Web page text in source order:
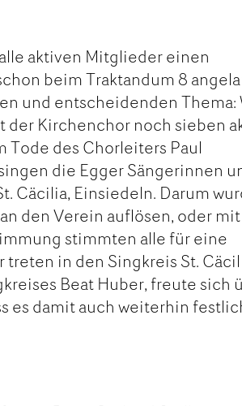
aktiven Mitglieder einen
beim Traktandum 8
und entscheidenden Thema:
der Kirchenchor noch sieben
Tode des Chorleiters Paul
die Egger Sängerinnen
Cäcilia, Einsiedeln. Darum
den Verein auflösen, oder mit
stimmten alle für eine
in den Singkreis St.
Beat Huber, freute sich
es damit auch weiterhin